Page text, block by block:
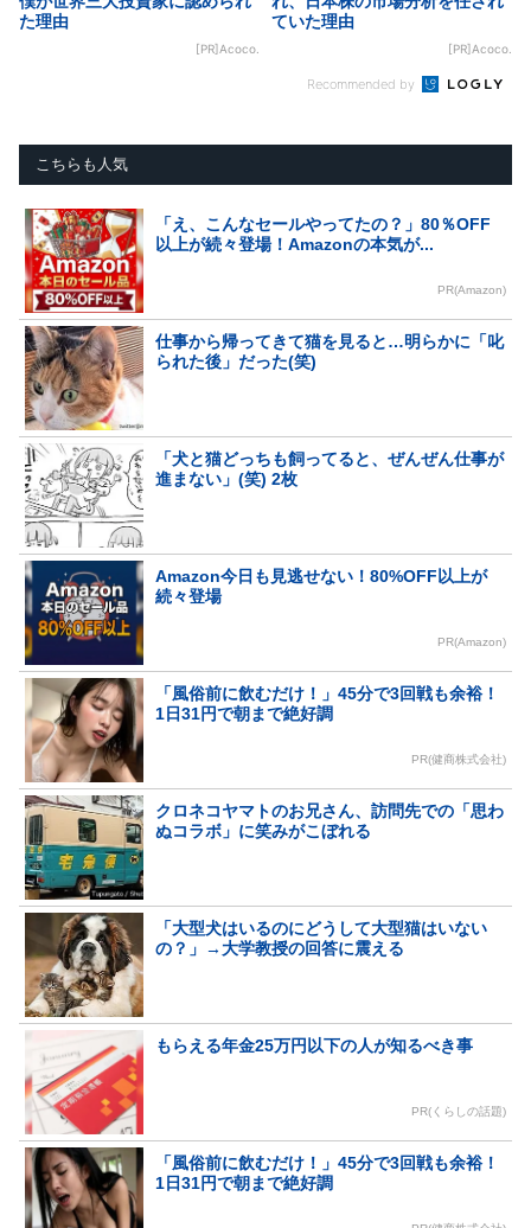
た理由
[PR]Acoco.
ていた理由
[PR]Acoco.
Recommended by
こちらも人気
「え、こんなセールやってたの？」80％OFF
以上が続々登場！Amazonの本気が...
PR(Amazon)
仕事から帰ってきて猫を見ると…明らかに「叱
られた後」だった(笑)
「犬と猫どっちも飼ってると、ぜんぜん仕事が
進まない」(笑) 2枚
Amazon今日も見逃せない！80%OFF以上が
続々登場
PR(Amazon)
「風俗前に飲むだけ！」45分で3回戦も余裕！
1日31円で朝まで絶好調
PR(健商株式会社)
クロネコヤマトのお兄さん、訪問先での「思わ
ぬコラボ」に笑みがこぼれる
「大型犬はいるのにどうして大型猫はいない
の？」→大学教授の回答に震える
もらえる年金25万円以下の人が知るべき事
PR(くらしの話題)
「風俗前に飲むだけ！」45分で3回戦も余裕！
1日31円で朝まで絶好調